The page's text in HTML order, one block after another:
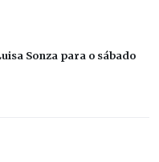
Sonza para o sábado